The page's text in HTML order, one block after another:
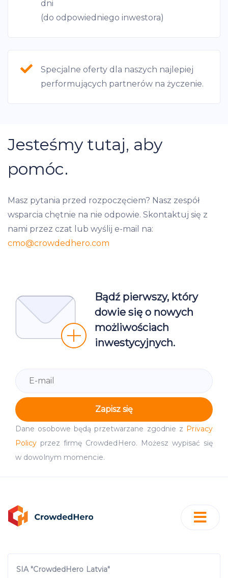
traffic data, display customized page content and
advertising. See more in our
Cookies policy
dni
(do odpowiedniego inwestora)
Specjalne oferty dla naszych najlepiej
performujących partnerów na życzenie.
Jesteśmy tutaj, aby
pomóc.
Masz pytania przed rozpoczęciem? Nasz zespół
wsparcia chętnie na nie odpowie. Skontaktuj się z
nami przez czat lub wyślij e-mail na:
cmo@crowdedhero.com
Bądź pierwszy, który
dowie się o nowych
możliwościach
inwestycyjnych.
Zapisz się
Dane osobowe będą przetwarzane zgodnie z Privacy
Policy przez firmę CrowdedHero. Możesz wypisać się
w dowolnym momencie.
SIA "CrowdedHero Latvia"